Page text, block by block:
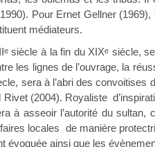
Pour Ernet Gellner
médiateurs.
esiècle à la fin du XIXe siècle,
les lignes de l’ouvrage, la
sera à l’abri des
(2004). Royaliste
à asseoir l’autorité du
locales de manière
ainsi que les